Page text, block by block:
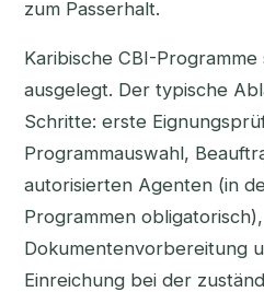
zum Passerhalt.
Karibische CBI-Programme
ausgelegt. Der typische
Schritte: erste
Programmauswahl,
autorisierten Agenten (in
Programmen obligatorisch),
Dokumentenvorbereitung
Einreichung bei der